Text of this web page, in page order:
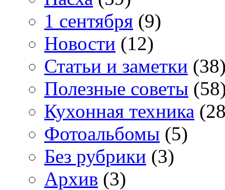
1 сентября (9)
Новости (12)
Статьи и заметки
Полезные советы
Кухонная техника
Фотоальбомы (5)
Без рубрики (3)
Архив (3)